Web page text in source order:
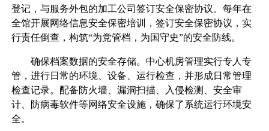
登记，与服务外包的加工公司签订安全保密协议。每年在
全馆开展网络信息安全保密培训，签订安全保密协议，实
行责任倒查，构筑“为党管档，为国守史”的安全防线。
确保档案数据的安全存储。中心机房管理实行专人专
管，进行日常的环境、设备、运行检查，并形成日常管理
检查记录。配备防火墙、漏洞扫描、入侵检测、安全审
计、防病毒软件等网络安全设施，确保了系统运行环境安
全。